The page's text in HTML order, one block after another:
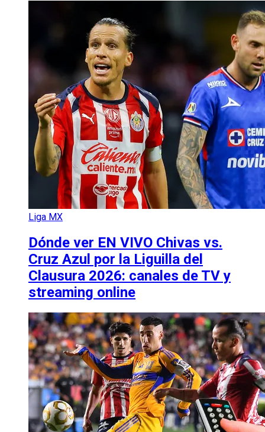
Liga MX
Dónde ver EN VIVO Chivas vs.
Cruz Azul por la Liguilla del
Clausura 2026: canales de TV y
streaming online